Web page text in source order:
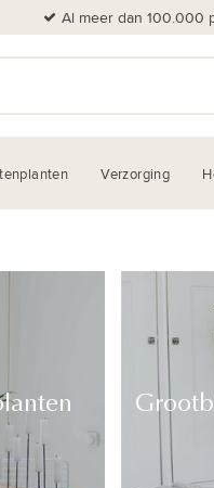
Al meer dan 100.000
Verzorging